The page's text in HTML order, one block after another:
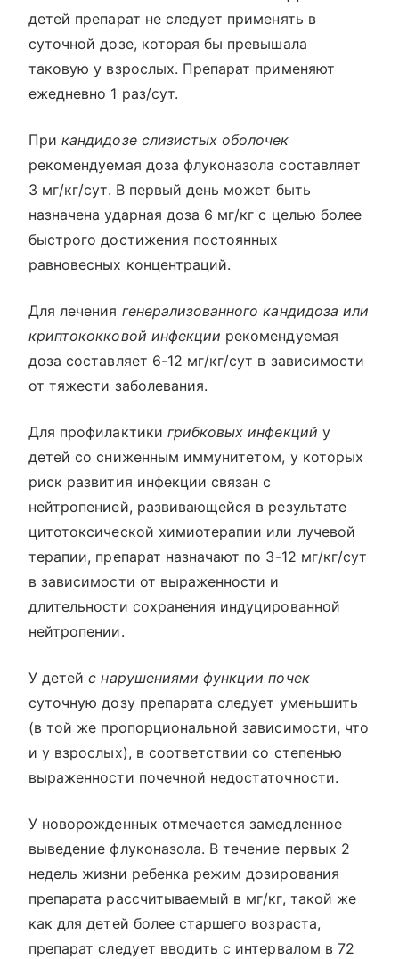
детей препарат не следует применять в
суточной дозе, которая бы превышала
таковую у взрослых. Препарат применяют
ежедневно 1 раз/сут.
Прикандидозе слизистых оболочек
рекомендуемая доза флуконазола составляет
3 мг/кг/сут. В первый день может быть
назначена ударная доза 6 мг/кг с целью более
быстрого достижения постоянных
равновесных концентраций.
Для лечения генерализованного кандидоза или
криптококковой инфекции рекомендуемая
доза составляет 6-12 мг/кг/сут в зависимости
от тяжести заболевания.
Для профилактики грибковых инфекций у
детей со сниженным иммунитетом, у которых
риск развития инфекции связан с
нейтропенией, развивающейся в результате
цитотоксической химиотерапии или лучевой
терапии, препарат назначают по 3-12 мг/кг/сут
в зависимости от выраженности и
длительности сохранения индуцированной
нейтропении.
У детейс нарушениями функции почек
суточную дозу препарата следует уменьшить
(в той же пропорциональной зависимости, что
и у взрослых), в соответствии со степенью
выраженности почечной недостаточности.
У новорожденных отмечается замедленное
выведение флуконазола. В течение первых 2
недель жизни ребенка режим дозирования
препарата рассчитываемый в мг/кг, такой же
как для детей более старшего возраста,
препарат следует вводить с интервалом в 72